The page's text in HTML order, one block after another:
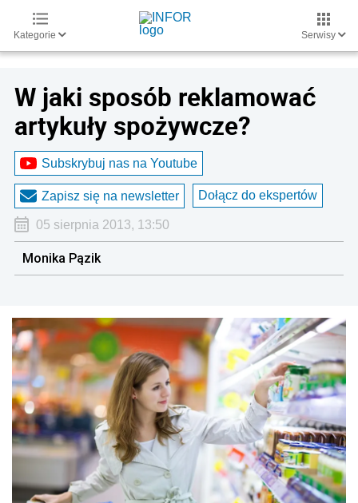
Kategorie Serwisy
W jaki sposób reklamować
artykuły spożywcze?
Subskrybuj nas na Youtube
Zapisz się na newsletter Dołącz do ekspertów
05 sierpnia 2013, 13:50
Monika Pązik